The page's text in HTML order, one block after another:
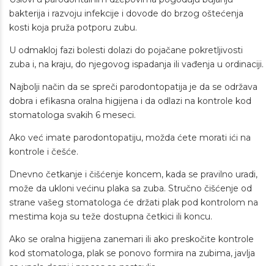
bakterija i razvoju infekcije i dovode do brzog oštećenja
kosti koja pruža potporu zubu.
U odmakloj fazi bolesti dolazi do pojačane pokretljivosti
zuba i, na kraju, do njegovog ispadanja ili vađenja u ordinaciji.
Najbolji način da se spreči parodontopatija je da se održava
dobra i efikasna oralna higijena i da odlazi na kontrole kod
stomatologa svakih 6 meseci.
Ako već imate parodontopatiju, možda ćete morati ići na
kontrole i češće.
Dnevno četkanje i čišćenje koncem, kada se pravilno uradi,
može da ukloni većinu plaka sa zuba. Stručno čišćenje od
strane vašeg stomatologa će držati plak pod kontrolom na
mestima koja su teže dostupna četkici ili koncu.
Ako se oralna higijena zanemari ili ako preskočite kontrole
kod stomatologa, plak se ponovo formira na zubima, javlja